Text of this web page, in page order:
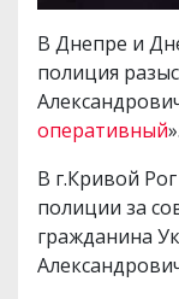
В Днепре и
полиция
оперативный».
В г.Кривой
полиции за
гражданина